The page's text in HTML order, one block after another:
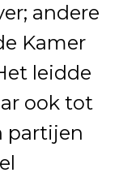
andere
Kamer
leidde
ook tot
partijen